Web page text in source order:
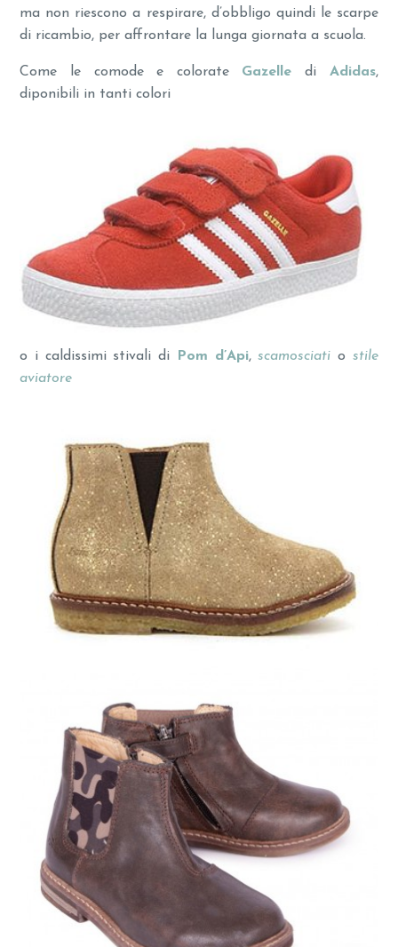
ma non riescono a respirare, d’obbligo quindi le scarpe
di ricambio, per affrontare la lunga giornata a scuola.
Come le comode e colorate Gazelle di Adidas,
diponibili in tanti colori
o i caldissimi stivali di Pom d’Api,scamosciati o stile
aviatore